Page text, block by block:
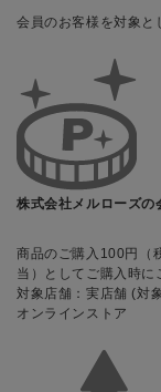
会員のお客様を対象と
株式会社メルローズの
商品のご購入100円（
当）としてご購入時に
対象店舗：実店舗 (対
オンラインストア